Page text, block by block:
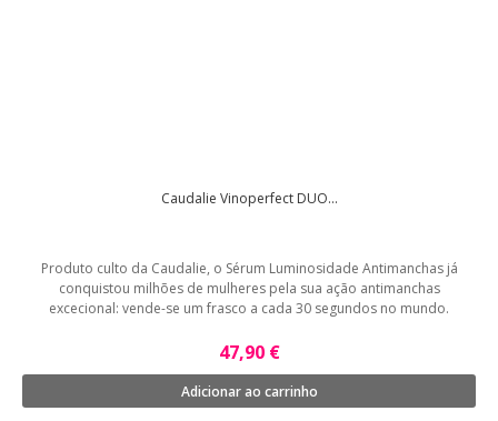
Caudalie Vinoperfect DUO...
Produto culto da Caudalie, o Sérum Luminosidade Antimanchas já
conquistou milhões de mulheres pela sua ação antimanchas
excecional: vende-se um frasco a cada 30 segundos no mundo.
47,90 €
Adicionar ao carrinho